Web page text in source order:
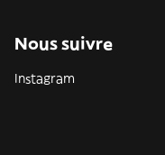
Nous suivre
Instagram